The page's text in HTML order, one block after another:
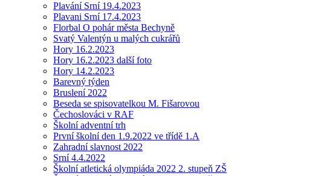
Plavání Srní 19.4.2023
Plavani Srní 17.4.2023
Florbal O pohár města Bechyně
Svatý Valentýn u malých cukrářů
Hory 16.2.2023
Hory 16.2.2023 další foto
Hory 14.2.2023
Barevný týden
Bruslení 2022
Beseda se spisovatelkou M. Fišarovou
Čechoslováci v RAF
Školní adventní trh
První školní den 1.9.2022 ve třídě 1.A
Zahradní slavnost 2022
Srní 4.4.2022
Školní atletická olympiáda 2022 2. stupeň ZŠ